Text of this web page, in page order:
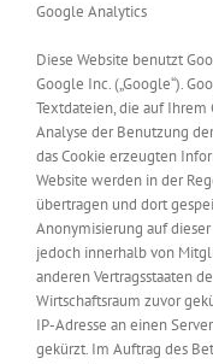
Google Analytics
Diese Website benutzt
Google Inc. („Google“).
Textdateien, die auf
Analyse der Benutzung
das Cookie erzeugten
Website werden in der
übertragen und dort
Anonymisierung auf
jedoch innerhalb von
anderen Vertragsstaaten
Wirtschaftsraum zuvor
IP-Adresse an einen
gekürzt. Im Auftrag des